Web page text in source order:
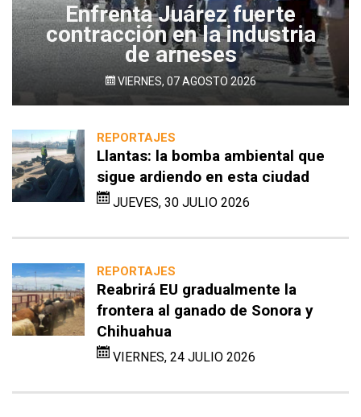
Enfrenta Juárez fuerte
contracción en la industria
de arneses
VIERNES, 07 AGOSTO 2026
REPORTAJES
Llantas: la bomba ambiental que
sigue ardiendo en esta ciudad
JUEVES, 30 JULIO 2026
REPORTAJES
Reabrirá EU gradualmente la
frontera al ganado de Sonora y
Chihuahua
VIERNES, 24 JULIO 2026